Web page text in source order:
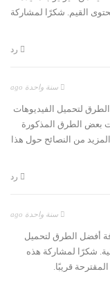
القيم. شكرًا لمشاركة
رد
سنة واحدة ago
لتحميل الفيديوهات
بعض الطرق المذكورة
من النصائح حول هذا
رد
سنة واحدة ago
أفضل الطرق لتحميل
شكرًا لمشاركة هذه
قريبًا.